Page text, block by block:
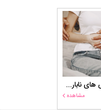
آشنایی با انواع آزمایش های ناباروری
مشاهده